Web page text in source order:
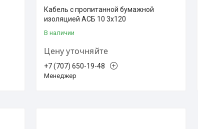
Кабель с пропитанной бумажной
изоляцией АСБ 10 3х120
В наличии
Цену уточняйте
+7 (707) 650-19-48
Менеджер